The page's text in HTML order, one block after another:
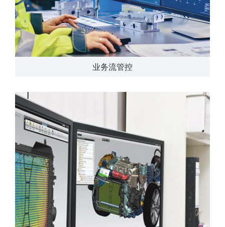
业务流管控